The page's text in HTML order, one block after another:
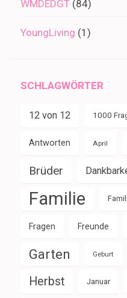
WMDEDGT (84)
YoungLiving (1)
SCHLAGWÖRTER
12 von 12 1000
Antworten April
Brüder
Familie
Fragen Freunde
Garten Geburt
Herbst Januar